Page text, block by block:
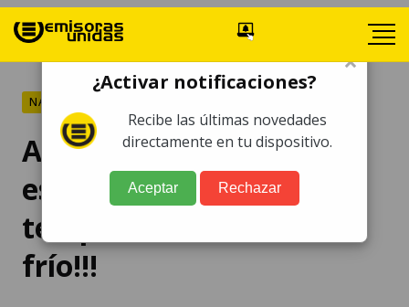
NACIONALES
Aquí amaneció con
escarcha por las bajas
temperaturas, ¡¡¡Qué
frío!!!
×
¿Activar notificaciones?
Recibe las últimas novedades
directamente en tu dispositivo.
Aceptar Rechazar